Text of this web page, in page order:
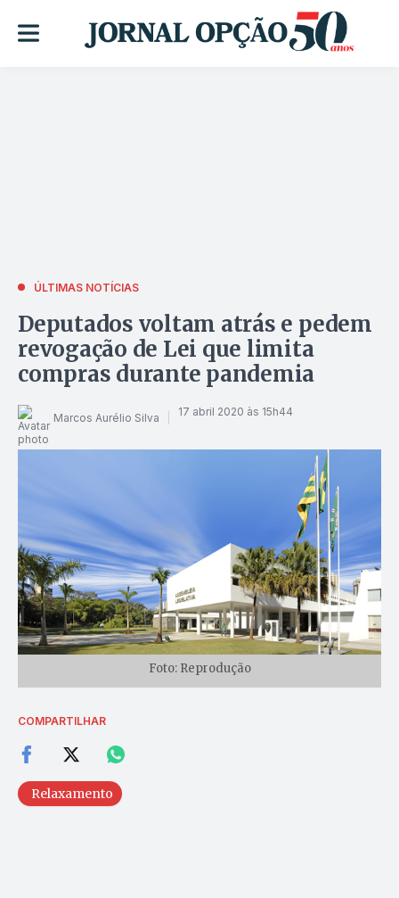
ÚLTIMAS NOTÍCIAS
Deputados voltam atrás e pedem
revogação de Lei que limita
compras durante pandemia
Marcos Aurélio Silva 17 abril 2020 às 15h44
Foto: Reprodução
COMPARTILHAR
Relaxamento